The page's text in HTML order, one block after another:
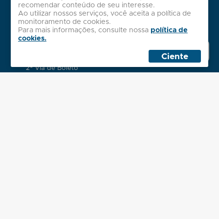
Institucional
Sobre nós
Políticas
Atendimento
2ª Via de Boleto
Sales
recomendar conteúdo de seu interesse.
Ao utilizar nossos serviços, você aceita a política de
monitoramento de cookies.
Para mais informações, consulte nossa política de
cookies.
Ciente